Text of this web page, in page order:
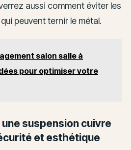
aussi comment éviter les
peuvent ternir le métal.
salon salle à
pour optimiser votre
suspension cuivre
et esthétique